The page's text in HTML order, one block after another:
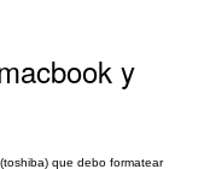
y
que debo formatear